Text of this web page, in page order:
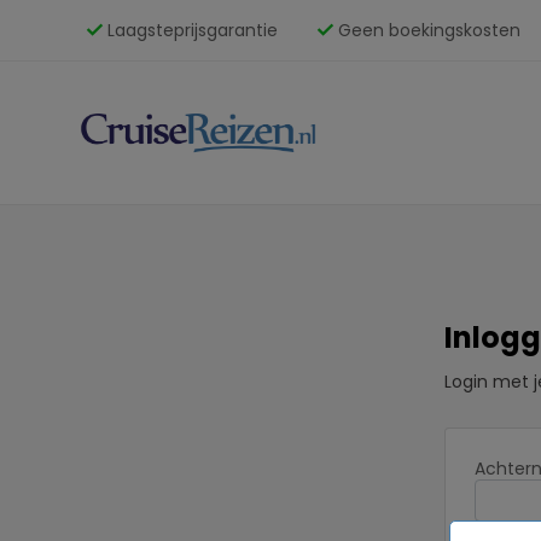
check Laagsteprijsgarantie check Geen boekingskosten
Login met